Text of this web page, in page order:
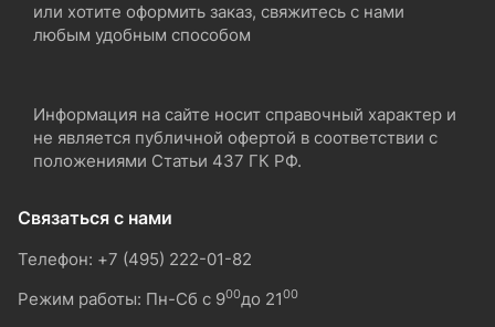
или хотите оформить заказ, свяжитесь с нами
любым удобным способом
Информация на сайте носит справочный характер и
не является публичной офертой в соответствии с
положениями Статьи 437 ГК РФ.
Связаться с нами
Телефон: +7 (495) 222-01-82
Режим работы: Пн-Сб с 900до 2100